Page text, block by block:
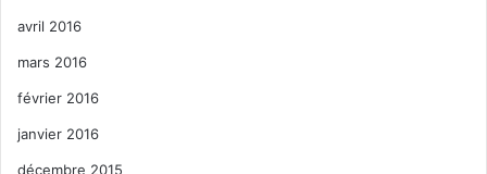
avril 2016
mars 2016
février 2016
janvier 2016
décembre 2015